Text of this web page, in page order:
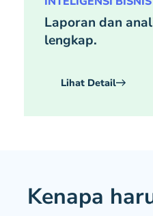
Laporan dan
lengkap.
Lihat Detail
Kenapa